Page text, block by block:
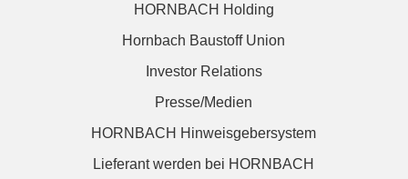
HORNBACH Holding
Hornbach Baustoff Union
Investor Relations
Presse/Medien
HORNBACH Hinweisgebersystem
Lieferant werden bei HORNBACH